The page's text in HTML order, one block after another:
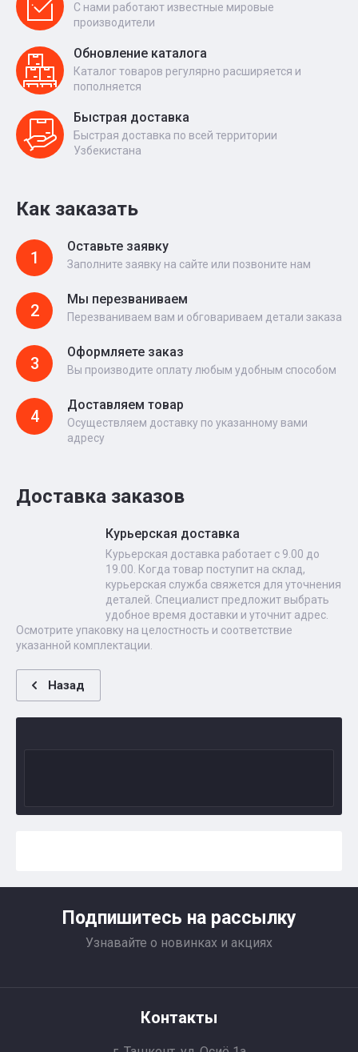
С нами работают известные мировые
производители
Обновление каталога
Каталог товаров регулярно расширяется и
пополняется
Быстрая доставка
Быстрая доставка по всей территории
Узбекистана
Как заказать
1
Оставьте заявку
Заполните заявку на сайте или позвоните нам
2
Мы перезваниваем
Перезваниваем вам и обговариваем детали заказа
3
Оформляете заказ
Вы производите оплату любым удобным способом
4
Доставляем товар
Осуществляем доставку по указанному вами
адресу
Доставка заказов
Курьерская доставка
Курьерская доставка работает с 9.00 до
19.00. Когда товар поступит на склад,
курьерская служба свяжется для уточнения
деталей. Специалист предложит выбрать
удобное время доставки и уточнит адрес.
Осмотрите упаковку на целостность и соответствие
указанной комплектации.
Назад
Подпишитесь на рассылку
Узнавайте о новинках и акциях
Контакты